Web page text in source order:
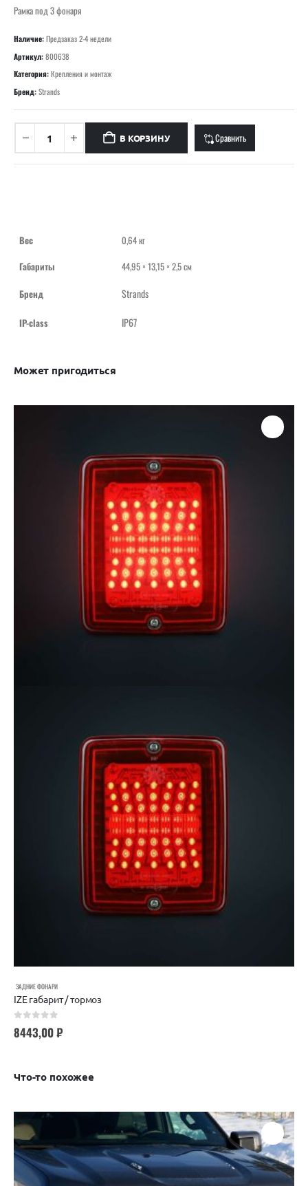
Рамка под 3 фонаря
Наличие:Предзаказ 2-4 недели
Артикул:800638
Категория:Крепления и монтаж
Бренд:Strands
В КОРЗИНУ Сравнить
Вес
0,64 кг
Габариты
44,95 × 13,15 × 2,5 см
Бренд
Strands
IP-class IP67
Может пригодиться
ЗАДНИЕ ФОНАРИ
IZE габарит / тормоз
8443,00₽
Что-то похожее